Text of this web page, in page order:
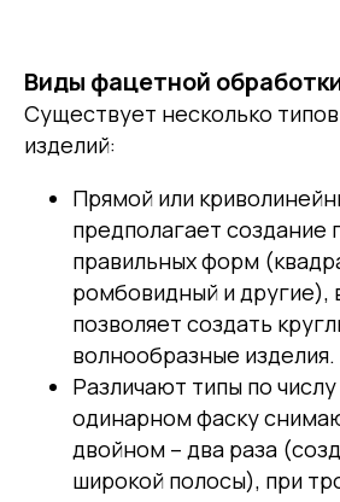
Виды фацетной
Существует несколько
изделий:
Прямой или
предполагает создание
правильных форм
ромбовидный и другие),
позволяет создать
волнообразные изделия.
Различают типы по
одинарном фаску
двойном – два раза
широкой полосы), при